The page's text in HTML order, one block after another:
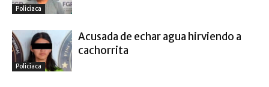
Policiaca
Policiaca
Acusada de echar agua hirviendo a
cachorrita